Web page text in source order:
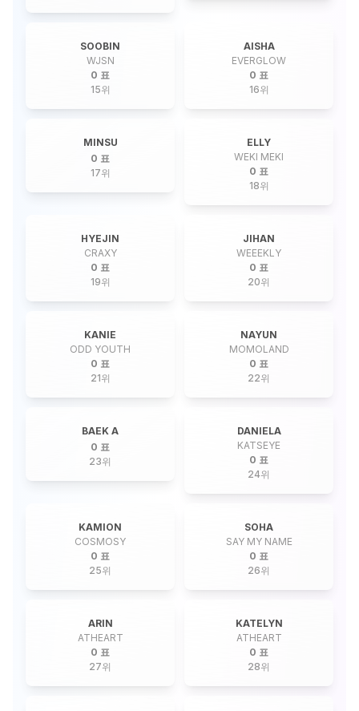
SOOBIN
WJSN
0 표
15위
AISHA
EVERGLOW
0 표
16위
MINSU
0 표
17위
ELLY
WEKI MEKI
0 표
18위
HYEJIN
CRAXY
0 표
19위
JIHAN
WEEEKLY
0 표
20위
KANIE
ODD YOUTH
0 표
21위
NAYUN
MOMOLAND
0 표
22위
BAEK A
0 표
23위
DANIELA
KATSEYE
0 표
24위
KAMION
COSMOSY
0 표
25위
SOHA
SAY MY NAME
0 표
26위
ARIN
ATHEART
0 표
27위
KATELYN
ATHEART
0 표
28위